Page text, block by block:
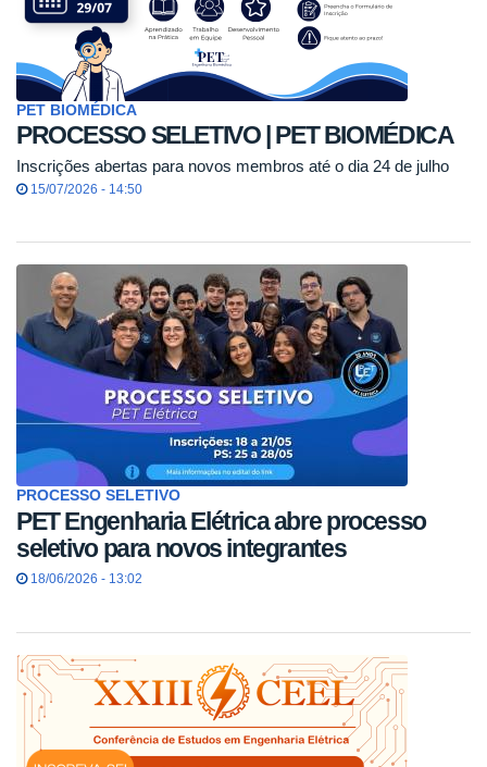
PET BIOMÉDICA
PROCESSO SELETIVO | PET BIOMÉDICA
Inscrições abertas para novos membros até o dia 24 de julho
15/07/2026 - 14:50
PROCESSO SELETIVO
PET Engenharia Elétrica abre processo
seletivo para novos integrantes
18/06/2026 - 13:02